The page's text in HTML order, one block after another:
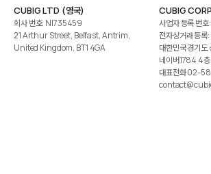
CUBIG LTD (영국)
회사 번호: NI735459
21 Arthur Street, Belfast, Antrim,
United Kingdom, BT1 4GA
CUBIG
사업자 등록 번
전자상거래 등
대한민국 경기
네이버1784 4층
대표전화02-